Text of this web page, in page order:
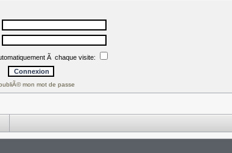
Ã chaque visite:
mon mot de passe